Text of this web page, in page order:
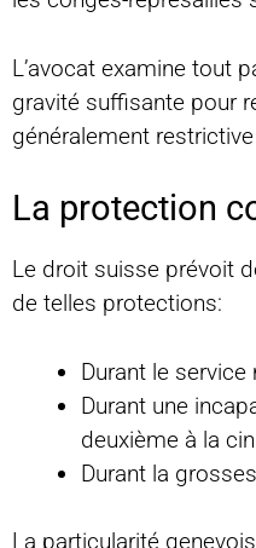
L’avocat examine tout
gravité suffisante pour
généralement
La protection
Le droit suisse prévoit
de telles protections:
Durant le
Durant une
deuxième à la
Durant la
La particularité